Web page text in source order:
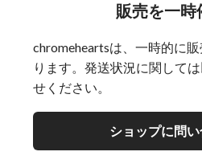
販売を一時
chromeheartsは、一時的に
ります。発送状況に関して
せください。
ショップに問